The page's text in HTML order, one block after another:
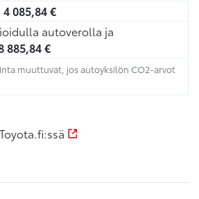
4 085,84€
autoverolla ja
885,84€
muuttuvat, jos autoyksilön CO2-arvot